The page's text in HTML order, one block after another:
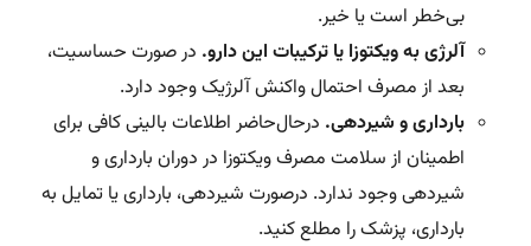
بی‌خطر است یا خیر.
آلرژی به ویکتوزا یا ترکیبات این دارو. در صورت حساسیت،
بعد از مصرف احتمال واکنش آلرژیک وجود دارد.
بارداری و شیردهی. در‌حال‌حاضر اطلاعات بالینی کافی برای
اطمینان از سلامت مصرف ویکتوزا در دوران بارداری و
شیردهی وجود ندارد. درصورت شیردهی، بارداری یا تمایل به
بارداری، پزشک را مطلع کنید.